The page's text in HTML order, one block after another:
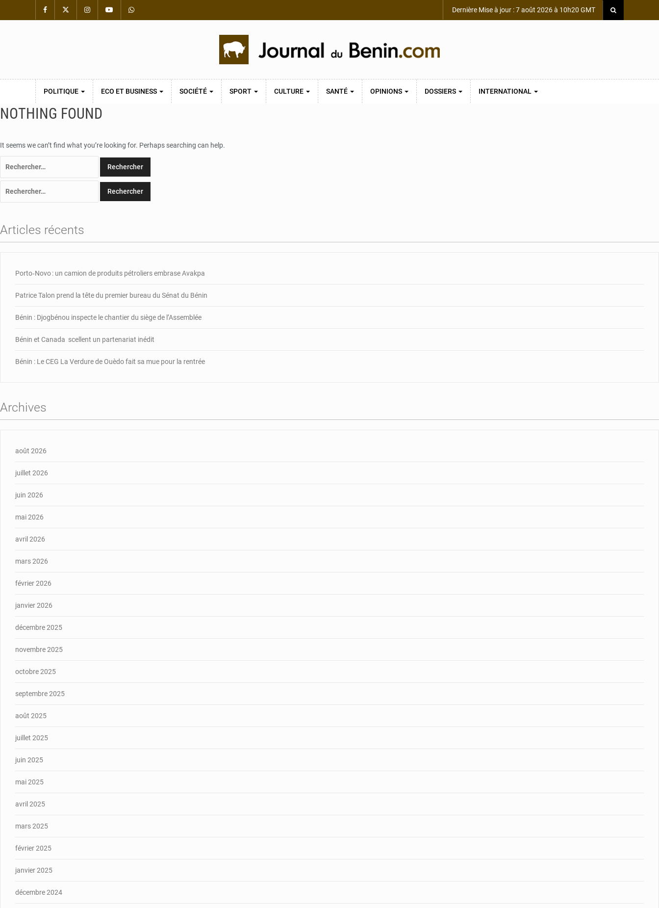
Dernière Mise à jour : 7 août 2026 à 10h20 GMT
POLITIQUE ECO ET BUSINESS SOCIÉTÉ SPORT CULTURE SANTÉ OPINIONS DOSSIERS INTERNATIONAL
NOTHING FOUND
It seems we can’t find what you’re looking for. Perhaps searching can help.
Articles récents
Porto‑Novo : un camion de produits pétroliers embrase Avakpa
Patrice Talon prend la tête du premier bureau du Sénat du Bénin
Bénin : Djogbénou inspecte le chantier du siège de l’Assemblée
Bénin et Canada scellent un partenariat inédit
Bénin : Le CEG La Verdure de Ouèdo fait sa mue pour la rentrée
Archives
août 2026
juillet 2026
juin 2026
mai 2026
avril 2026
mars 2026
février 2026
janvier 2026
décembre 2025
novembre 2025
octobre 2025
septembre 2025
août 2025
juillet 2025
juin 2025
mai 2025
avril 2025
mars 2025
février 2025
janvier 2025
décembre 2024